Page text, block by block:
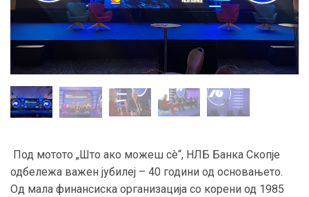
Под мотото „Што ако можеш сè“, НЛБ Банка Скопје
одбележа важен јубилеј – 40 години од основањето.
Од мала финансиска организација со корени од 1985